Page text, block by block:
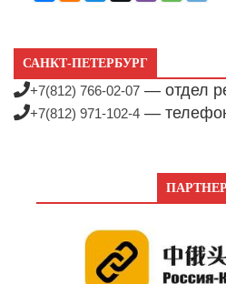
САНКТ-ПЕТЕРБУРГ
+7(812) 766-02-07 — отдел
+7(812) 971-102-4 —